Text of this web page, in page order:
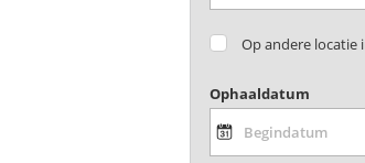
Op andere locatie
Ophaaldatum